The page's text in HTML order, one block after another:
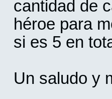
cantidad de
héroe para
si es 5 en
Un saludo y